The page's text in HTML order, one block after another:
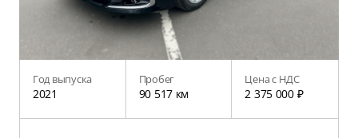
Год выпуска
2021
Пробег
90 517 км
Цена с НДС
2 375 000 ₽